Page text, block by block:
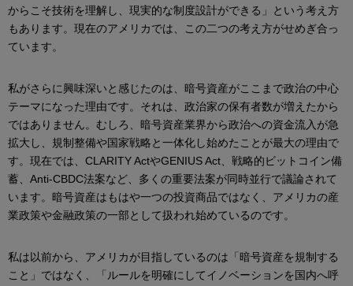
からこそ技術を理解し、現実的な制度設計ができる」という考え方
もあります。現在のアメリカでは、この二つの考え方がせめぎ合っ
ています。
私がさらに興味深いと感じたのは、暗号資産がここまで政治の中心
テーマになった理由です。それは、政治家の保有者数が増えたから
ではありません。むしろ、暗号資産業界から政治への資金流入が急
拡大し、規制整備や国家戦略と一体化し始めたことが最大の理由で
す。現在では、CLARITY ActやGENIUS Act、戦略的ビットコイン備
蓄、Anti-CBDC法案など、多くの重要法案が同時並行で議論されて
います。暗号資産はもはや一つの投資商品ではなく、アメリカの産
業政策や金融政策の一部として扱われ始めているのです。
私は以前から、アメリカが目指しているのは「暗号資産を規制する
こと」ではなく、「ルールを明確にしてイノベーションを国内へ呼